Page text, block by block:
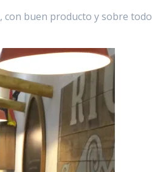
con buen producto y sobre todo